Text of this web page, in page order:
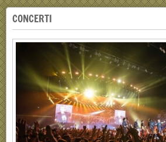
CONCERTI